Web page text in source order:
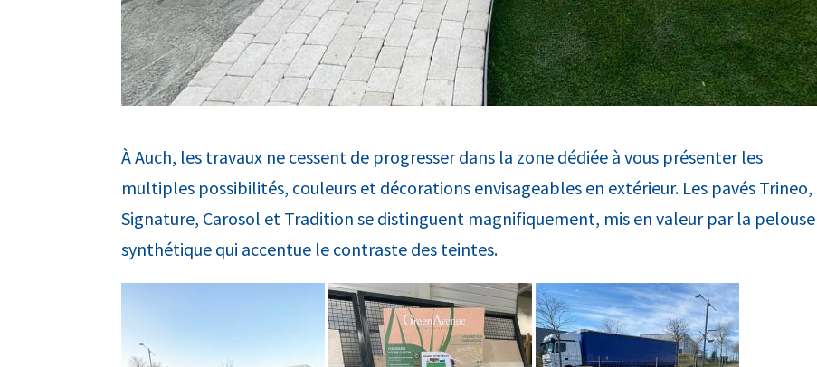
À Auch, les travaux ne cessent de progresser dans la zone dédiée à vous présenter les
multiples possibilités, couleurs et décorations envisageables en extérieur. Les pavés Trineo,
Signature, Carosol et Tradition se distinguent magnifiquement, mis en valeur par la pelouse
synthétique qui accentue le contraste des teintes.